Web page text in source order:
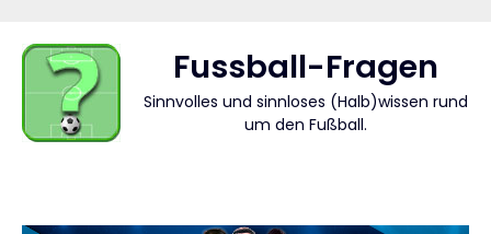
content
Fussball-Fragen
Sinnvolles und sinnloses (Halb)wissen rund
um den Fußball.